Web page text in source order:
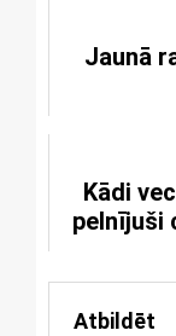
Jaunā
Kādi
pelnījuši
Atbildēt